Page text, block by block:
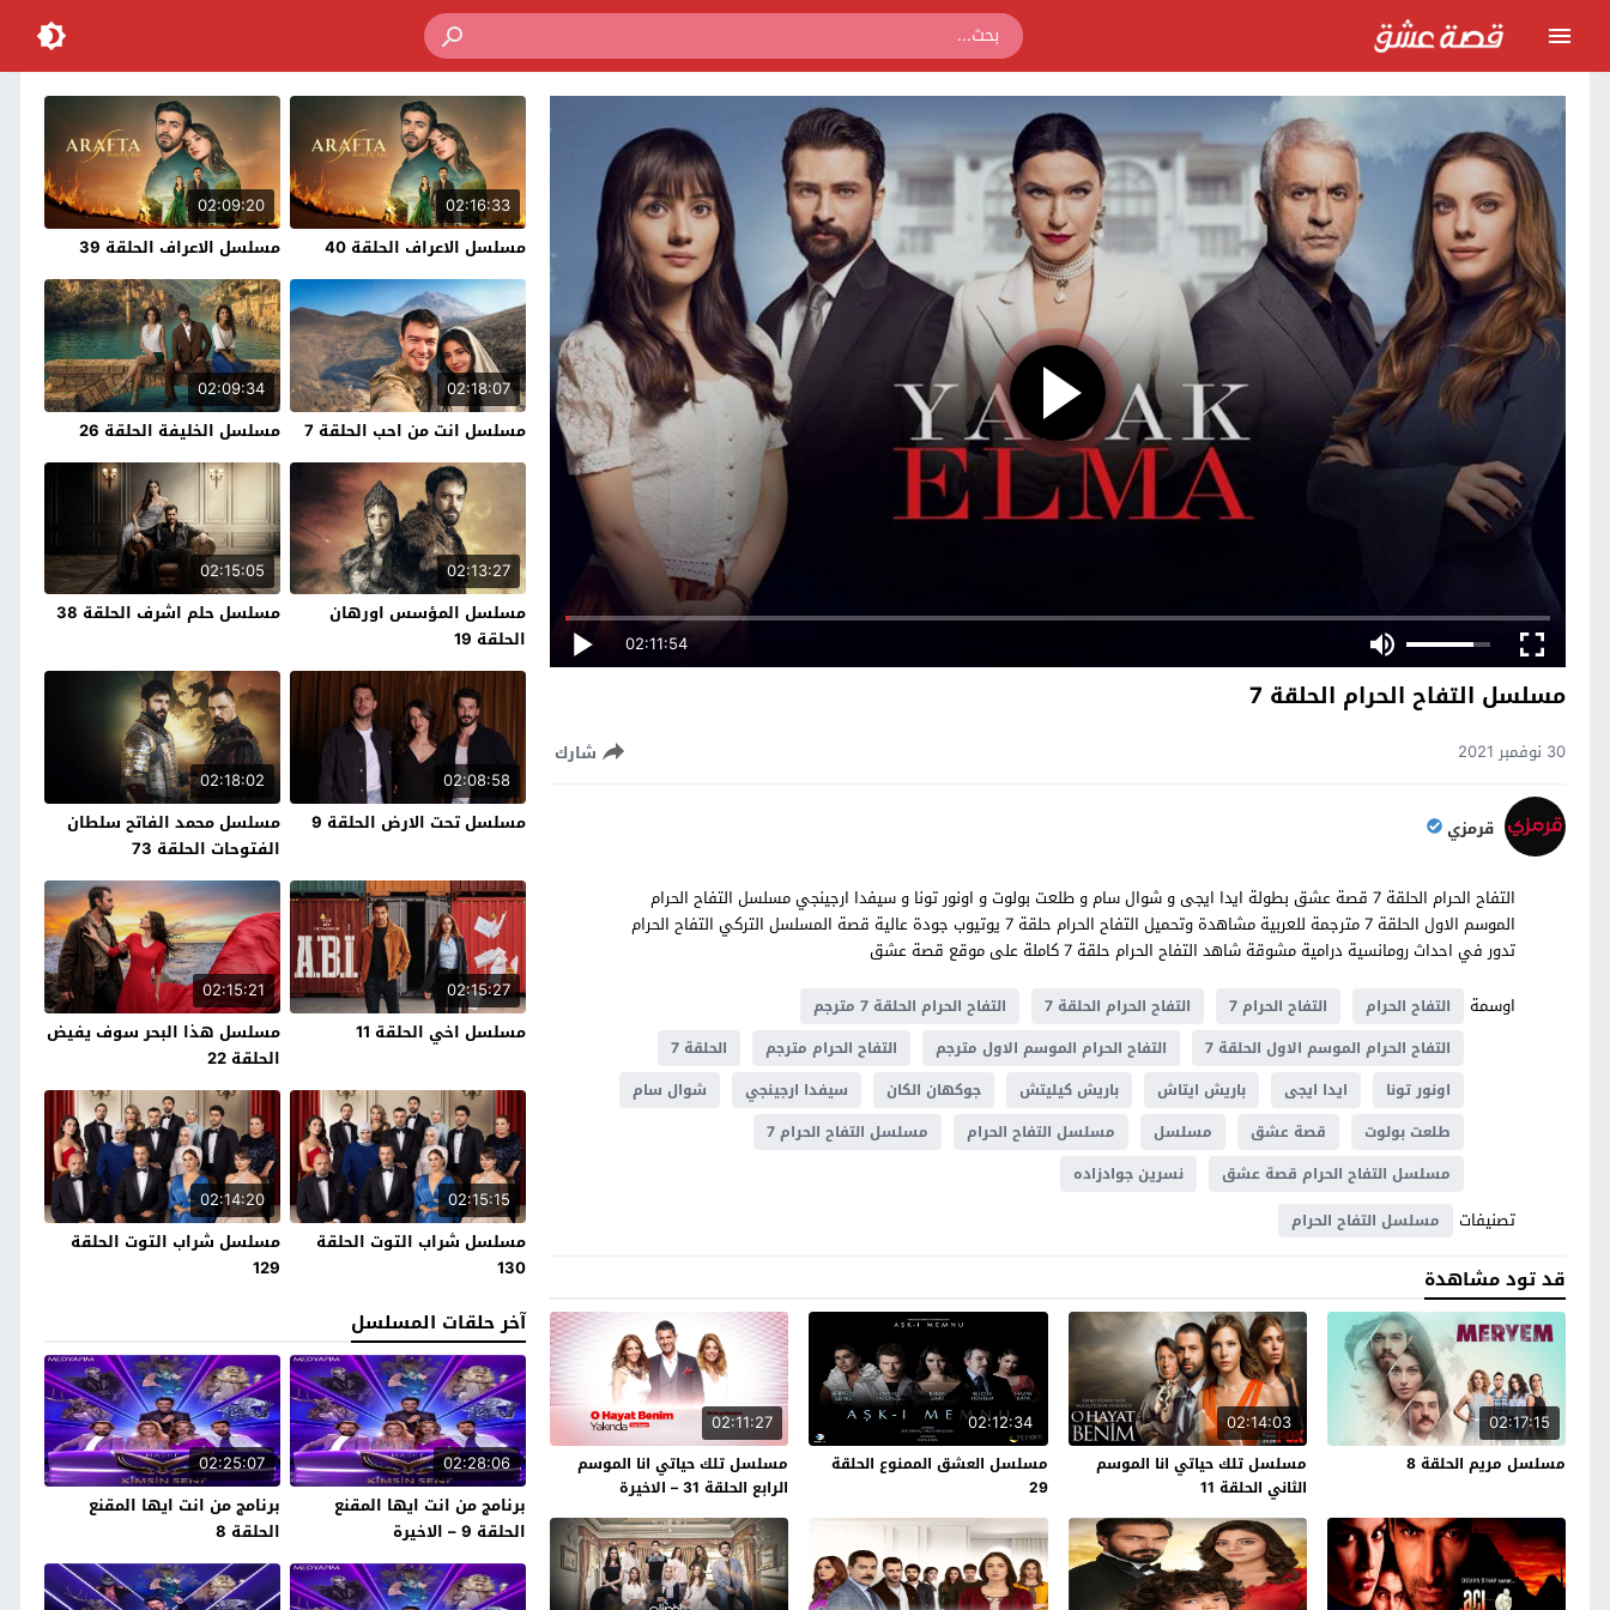
02:11:54
مسلسل التفاح الحرام الحلقة 7
30 نوفمبر 2021 شارك
قرمزي
التفاح الحرام الحلقة 7 قصة عشق بطولة ايدا ايجى و شوال سام و طلعت بولوت و اونور تونا و سيفدا ارجينجي مسلسل التفاح الحرام
الموسم الاول الحلقة 7 مترجمة للعربية مشاهدة وتحميل التفاح الحرام حلقة 7 يوتيوب جودة عالية قصة المسلسل التركي التفاح الحرام
تدور في احداث رومانسية درامية مشوقة شاهد التفاح الحرام حلقة 7 كاملة على موقع قصة عشق
اوسمة
التفاح الحرام التفاح الحرام 7 التفاح الحرام الحلقة 7
التفاح الحرام الحلقة 7 مترجم
التفاح الحرام الموسم الاول الحلقة 7
التفاح الحرام الموسم الاول مترجم التفاح الحرام مترجم
الحلقة 7
اونور تونا
ايدا ايجى باريش ايتاش باريش كيليتش جوكهان الكان سيفدا ارجينجي
شوال سام
طلعت بولوت
قصة عشق مسلسل مسلسل التفاح الحرام
مسلسل التفاح الحرام 7
مسلسل التفاح الحرام قصة عشق
نسرين جوادزاده
تصنيفات مسلسل التفاح الحرام
قد تود مشاهدة
02:17:15
مسلسل مريم الحلقة 8
02:14:03
مسلسل تلك حياتي انا الموسم
الثاني الحلقة 11
02:12:34
مسلسل العشق الممنوع الحلقة
29
02:11:27
مسلسل تلك حياتي انا الموسم
الرابع الحلقة 31 – الاخيرة
02:16:33
مسلسل الاعراف الحلقة 40
02:09:20
مسلسل الاعراف الحلقة 39
02:18:07
مسلسل انت من احب الحلقة 7
02:09:34
مسلسل الخليفة الحلقة 26
02:13:27
مسلسل المؤسس اورهان
الحلقة 19
02:15:05
مسلسل حلم اشرف الحلقة 38
02:08:58
مسلسل تحت الارض الحلقة 9
02:18:02
مسلسل محمد الفاتح سلطان
الفتوحات الحلقة 73
02:15:27
مسلسل اخي الحلقة 11
02:15:21
مسلسل هذا البحر سوف يفيض
الحلقة 22
02:15:15
مسلسل شراب التوت الحلقة
130
02:14:20
مسلسل شراب التوت الحلقة
129
آخر حلقات المسلسل
02:28:06
برنامج من انت ايها المقنع
الحلقة 9 – الاخيرة
02:25:07
برنامج من انت ايها المقنع
الحلقة 8